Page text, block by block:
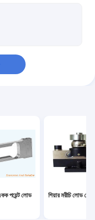
পয়েন্ট লোড
শিয়ার মরীচি লোড সেল